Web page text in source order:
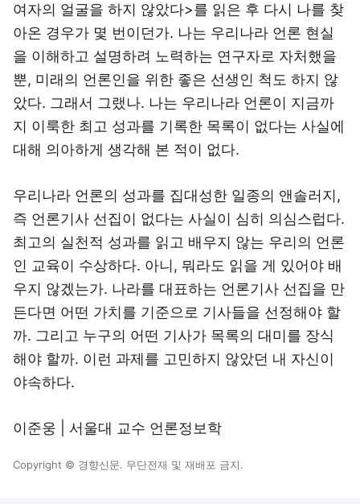
여자의 얼굴을 하지 않았다>를 읽은 후 다시 나를 찾
아온 경우가 몇 번이던가. 나는 우리나라 언론 현실
을 이해하고 설명하려 노력하는 연구자로 자처했을
뿐, 미래의 언론인을 위한 좋은 선생인 척도 하지 않
았다. 그래서 그랬나. 나는 우리나라 언론이 지금까
지 이룩한 최고 성과를 기록한 목록이 없다는 사실에
대해 의아하게 생각해 본 적이 없다.
우리나라 언론의 성과를 집대성한 일종의 앤솔러지,
즉 언론기사 선집이 없다는 사실이 심히 의심스럽다.
최고의 실천적 성과를 읽고 배우지 않는 우리의 언론
인 교육이 수상하다. 아니, 뭐라도 읽을 게 있어야 배
우지 않겠는가. 나라를 대표하는 언론기사 선집을 만
든다면 어떤 가치를 기준으로 기사들을 선정해야 할
까. 그리고 누구의 어떤 기사가 목록의 대미를 장식
해야 할까. 이런 과제를 고민하지 않았던 내 자신이
야속하다.
이준웅 | 서울대 교수 언론정보학
Copyright © 경향신문. 무단전재 및 재배포 금지.